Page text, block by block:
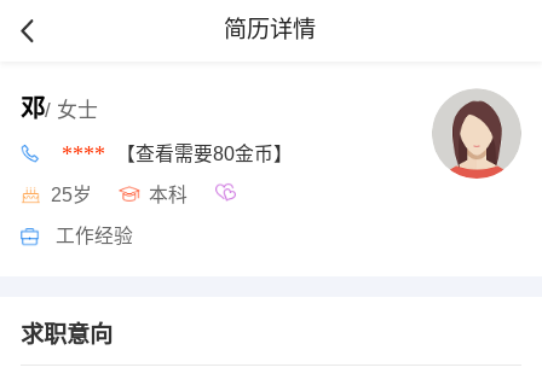
简历详情
邓/ 女士
**** 【查看需要80金币】
25岁 本科
工作经验
求职意向